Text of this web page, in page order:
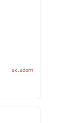
skladom